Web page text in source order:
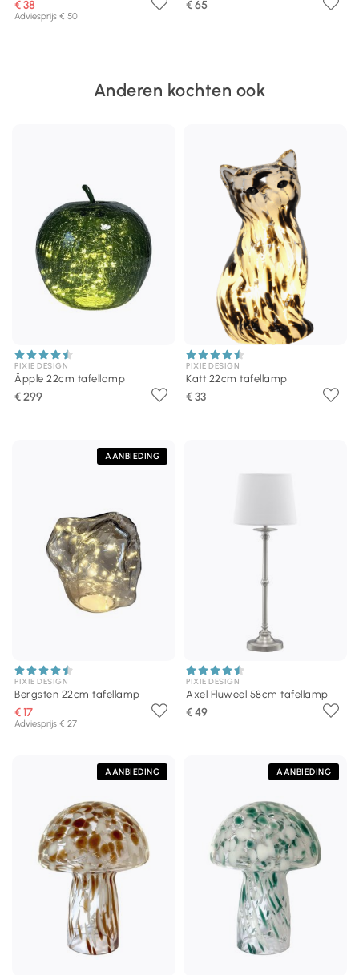
€ 38
Adviesprijs € 50
€ 65
Anderen kochten ook
PIXIE DESIGN
Äpple 22cm tafellamp
€ 299
PIXIE DESIGN
Katt 22cm tafellamp
€ 33
AANBIEDING
PIXIE DESIGN
Bergsten 22cm tafellamp
€ 17
Adviesprijs € 27
PIXIE DESIGN
Axel Fluweel 58cm tafellamp
€ 49
AANBIEDING AANBIEDING